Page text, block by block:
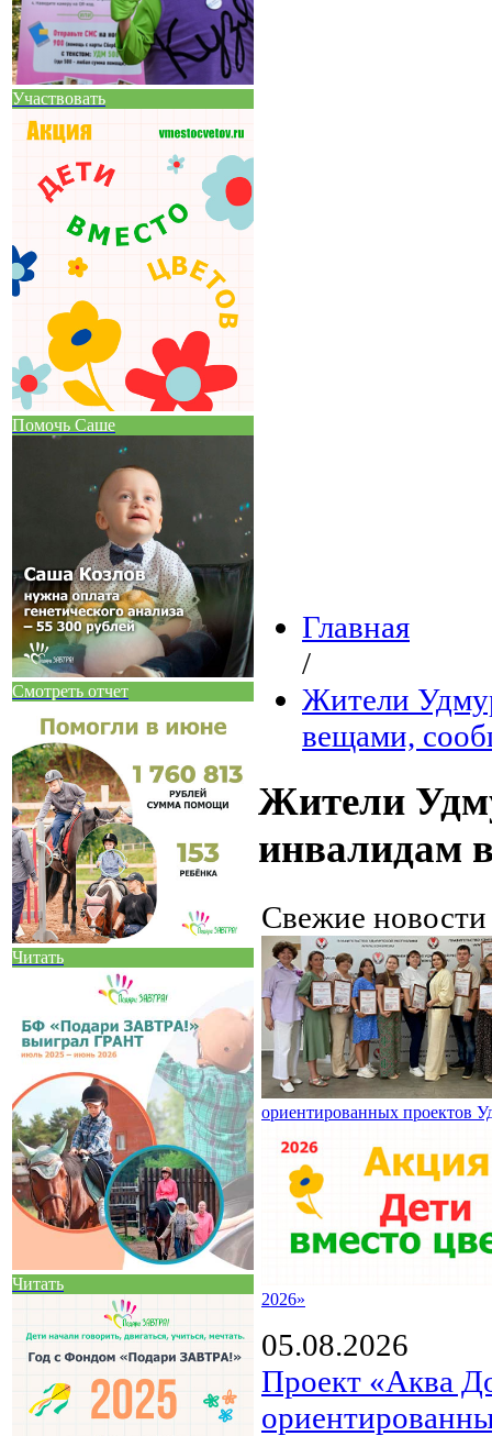
Участвовать
Помочь Саше
Смотреть отчет
Читать
Читать
Главная
/
Жители
вещами,
Жители
инвалидам
Свежие
ориентированных проектов
2026»
05.08.2026
Проект «Аква